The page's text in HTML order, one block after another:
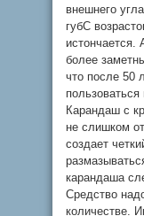
внешнего
губС
истончается.
более
что после 50
Карандаш с
не слишком
создает
карандаша
Средство
количестве.